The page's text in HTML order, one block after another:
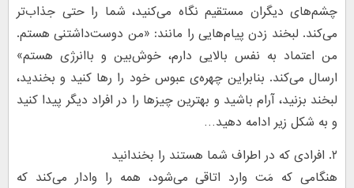
چشم‌های دیگران مستقیم نگاه می‌کنید، شما را حتی جذاب‌تر
می‌کند. لبخند زدن پیام‌هایی را مانند: «من دوست‌‌داشتنی هستم.
من اعتماد به نفس بالایی دارم، خوش‌بین و باانرژی هستم»
ارسال می‌کند. بنابراین چهره‌ی عبوس خود را رها کنید و بخندید،
لبخند بزنید، آرام باشید و بهترین چیزها را در افراد دیگر پیدا کنید
و به شکل زیر ادامه دهید…
۲. افرادی که در اطراف شما هستند را بخندانید
هنگامی که مَت وارد اتاقی می‌شود، همه را وادار می‌کند که